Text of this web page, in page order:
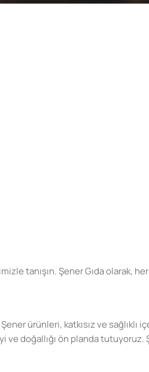
tanışın. Şener Gıda olarak,
ürünleri, katkısız ve
doğallığı ön planda